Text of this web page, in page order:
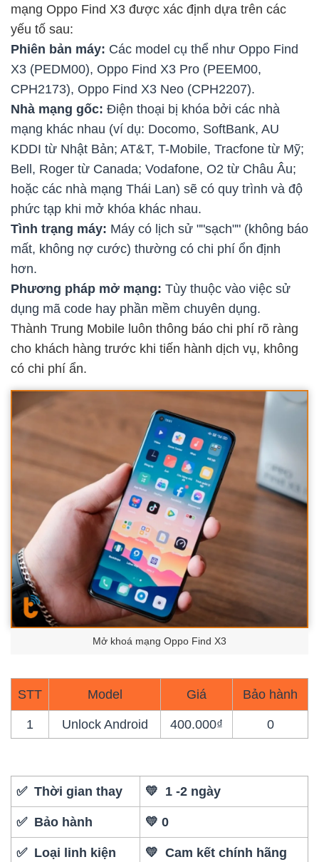
mạng Oppo Find X3 được xác định dựa trên các
yếu tố sau:
Phiên bản máy: Các model cụ thể như Oppo Find
X3 (PEDM00), Oppo Find X3 Pro (PEEM00,
CPH2173), Oppo Find X3 Neo (CPH2207).
Nhà mạng gốc: Điện thoại bị khóa bởi các nhà
mạng khác nhau (ví dụ: Docomo, SoftBank, AU
KDDI từ Nhật Bản; AT&T, T-Mobile, Tracfone từ Mỹ;
Bell, Roger từ Canada; Vodafone, O2 từ Châu Âu;
hoặc các nhà mạng Thái Lan) sẽ có quy trình và độ
phức tạp khi mở khóa khác nhau.
Tình trạng máy: Máy có lịch sử ""sạch"" (không báo
mất, không nợ cước) thường có chi phí ổn định
hơn.
Phương pháp mở mạng: Tùy thuộc vào việc sử
dụng mã code hay phần mềm chuyên dụng.
Thành Trung Mobile luôn thông báo chi phí rõ ràng
cho khách hàng trước khi tiến hành dịch vụ, không
có chi phí ẩn.
Mở khoá mạng Oppo Find X3
STT Model Giá Bảo hành
1 Unlock Android 400.000₫ 0
✅ Thời gian thay 💛 1 -2 ngày
✅ Bảo hành 💛 0
✅ Loại linh kiện 💛 Cam kết chính hãng